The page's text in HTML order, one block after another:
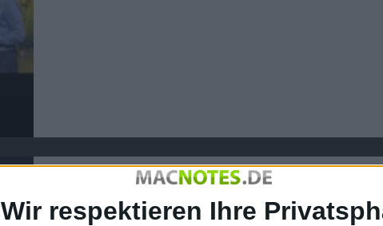
Wir respektieren Ihre
WWDC 2019